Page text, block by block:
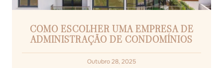
COMO ESCOLHER UMA EMPRESA DE
ADMINISTRAÇÃO DE CONDOMÍNIOS
Outubro 28, 2025